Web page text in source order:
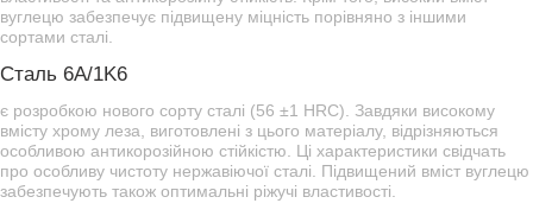
вуглецю забезпечує підвищену міцність порівняно з іншими
сортами сталі.
Сталь 6A/1K6
є розробкою нового сорту сталі (56 ±1 HRC). Завдяки високому
вмісту хрому леза, виготовлені з цього матеріалу, відрізняються
особливою антикорозійною стійкістю. Ці характеристики свідчать
про особливу чистоту нержавіючої сталі. Підвищений вміст вуглецю
забезпечують також оптимальні ріжучі властивості.